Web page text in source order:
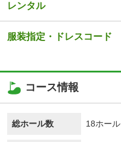
レンタル
服装指定・ドレスコード
コース情報
総ホール数 18ホール